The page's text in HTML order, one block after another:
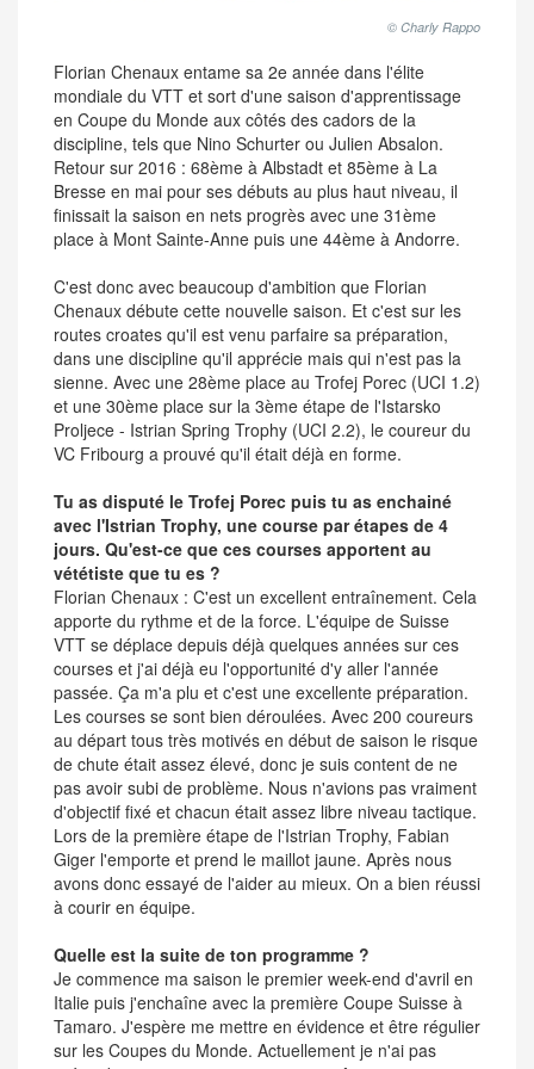
© Charly Rappo
Florian Chenaux entame sa 2e année dans l'élite
mondiale du VTT et sort d'une saison d'apprentissage
en Coupe du Monde aux côtés des cadors de la
discipline, tels que Nino Schurter ou Julien Absalon.
Retour sur 2016 : 68ème à Albstadt et 85ème à La
Bresse en mai pour ses débuts au plus haut niveau, il
finissait la saison en nets progrès avec une 31ème
place à Mont Sainte-Anne puis une 44ème à Andorre.
C'est donc avec beaucoup d'ambition que Florian
Chenaux débute cette nouvelle saison. Et c'est sur les
routes croates qu'il est venu parfaire sa préparation,
dans une discipline qu'il apprécie mais qui n'est pas la
sienne. Avec une 28ème place au Trofej Porec (UCI 1.2)
et une 30ème place sur la 3ème étape de l'Istarsko
Proljece - Istrian Spring Trophy (UCI 2.2), le coureur du
VC Fribourg a prouvé qu'il était déjà en forme.
Tu as disputé le Trofej Porec puis tu as enchainé
avec l'Istrian Trophy, une course par étapes de 4
jours. Qu'est-ce que ces courses apportent au
vététiste que tu es ?
Florian Chenaux : C'est un excellent entraînement. Cela
apporte du rythme et de la force. L'équipe de Suisse
VTT se déplace depuis déjà quelques années sur ces
courses et j'ai déjà eu l'opportunité d'y aller l'année
passée. Ça m'a plu et c'est une excellente préparation.
Les courses se sont bien déroulées. Avec 200 coureurs
au départ tous très motivés en début de saison le risque
de chute était assez élevé, donc je suis content de ne
pas avoir subi de problème. Nous n'avions pas vraiment
d'objectif fixé et chacun était assez libre niveau tactique.
Lors de la première étape de l'Istrian Trophy, Fabian
Giger l'emporte et prend le maillot jaune. Après nous
avons donc essayé de l'aider au mieux. On a bien réussi
à courir en équipe.
Quelle est la suite de ton programme ?
Je commence ma saison le premier week-end d'avril en
Italie puis j'enchaîne avec la première Coupe Suisse à
Tamaro. J'espère me mettre en évidence et être régulier
sur les Coupes du Monde. Actuellement je n'ai pas